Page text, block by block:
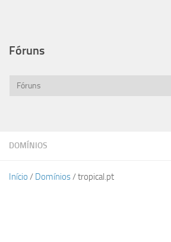
DOMÍNIOS
Início / Domínios/ tropical.pt
Fóruns